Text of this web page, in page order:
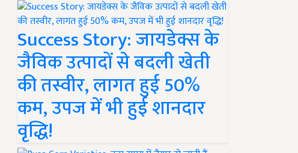
Success Story: जायडेक्स के
जैविक उत्पादों से बदली खेती
की तस्वीर, लागत हुई 50%
कम, उपज में भी हुई शानदार
वृद्धि!